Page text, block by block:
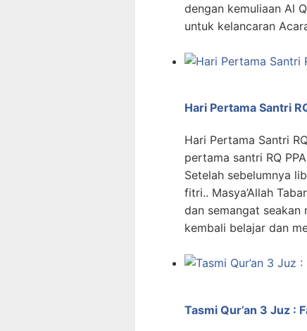
dengan kemuliaan Al
untuk kelancaran
Hari Pertama Santri
Hari Pertama Santri
pertama santri RQ
Setelah sebelumnya
fitri.. Masya’Allah
dan semangat seakan
kembali belajar dan
Tasmi Qur’an 3 Juz :